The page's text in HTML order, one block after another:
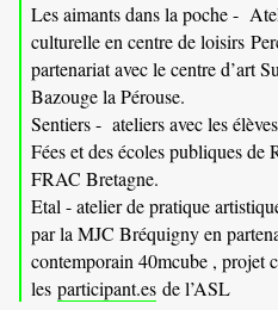
Les aimants dans la poche -
culturelle en centre de loisirs
partenariat avec le centre d’art
Bazouge la Pérouse.
Sentiers - ateliers avec les
Fées et des écoles publiques de
FRAC Bretagne.
Etal - atelier de pratique
par la MJC Bréquigny en
contemporain 40mcube , projet
les participant.es de l’ASL